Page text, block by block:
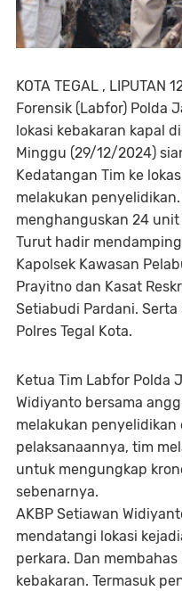
KOTA TEGAL , LIPUTAN
Forensik (Labfor) Polda
lokasi kebakaran kapal
Minggu (29/12/2024)
Kedatangan Tim ke
melakukan
menghanguskan 24 unit
Turut hadir
Kapolsek Kawasan
Prayitno dan Kasat
Setiabudi Pardani.
Polres Tegal Kota.
Ketua Tim Labfor Polda
Widiyanto bersama
melakukan penyelidikan
pelaksanaannya, tim
untuk mengungkap
sebenarnya.
AKBP Setiawan
mendatangi lokasi
perkara. Dan
kebakaran. Termasuk